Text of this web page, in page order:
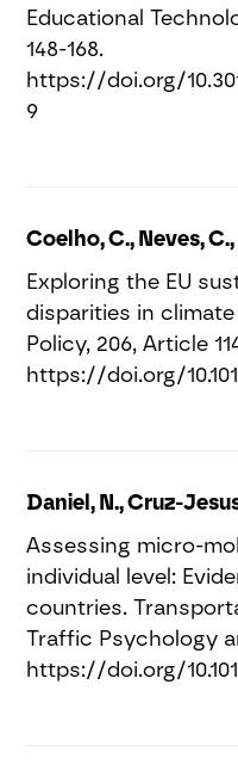
Educational
148-168.
https://doi.org/
9
Coelho, C., Neves,
Exploring the EU
disparities in
Policy, 206, Article
https://doi.org/
Daniel, N., Cruz-
Assessing micro-
individual level:
countries.
Traffic Psychology
https://doi.org/